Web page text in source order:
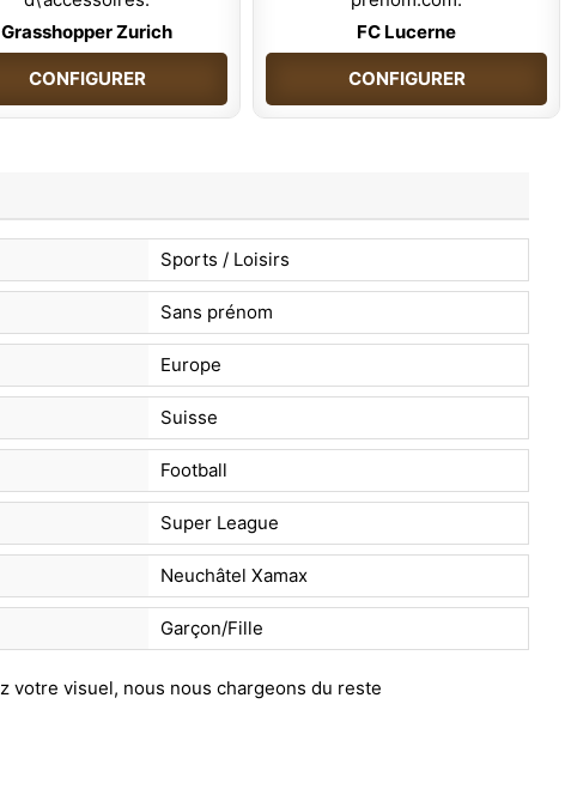
Grasshopper Zurich
CONFIGURER
FC Lucerne
CONFIGURER
Sports / Loisirs
Sans prénom
Europe
Suisse
Football
Super League
Neuchâtel Xamax
Garçon/Fille